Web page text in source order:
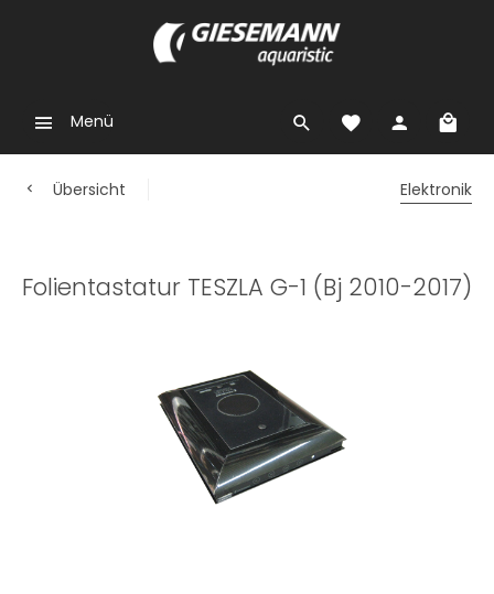
Menü
Übersicht Elektronik
Folientastatur TESZLA G-1 (Bj 2010-2017)